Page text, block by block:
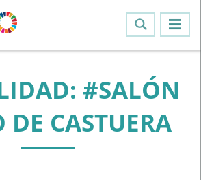
#SALÓN
CASTUERA